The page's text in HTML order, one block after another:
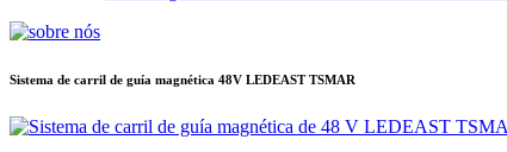
Sistema de carril de guía magnética 48V LEDEAST TSMAR